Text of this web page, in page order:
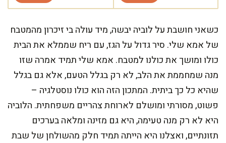
כשאני חושבת על לוביה יבשה, מיד עולה בי זיכרון מהמטבח
של אמא שלי. סיר גדול על הגז, עם ריח שממלא את הבית
כולו ומושך את כולנו למטבח. אמא שלי תמיד אמרה שזו
מנה שמחממת את הלב, לא רק בגלל הטעם, אלא גם בגלל
שהיא כל כך ביתית. המתכון הזה הוא כולו נוסטלגיה –
פשוט, מסורתי ומושלם לארוחת צהריים משפחתית. הלוביה
היא לא רק מנה טעימה, היא גם מזינה ומלאה בערכים
תזונתיים, ואצלנו היא הייתה תמיד חלק מהשולחן של שבת